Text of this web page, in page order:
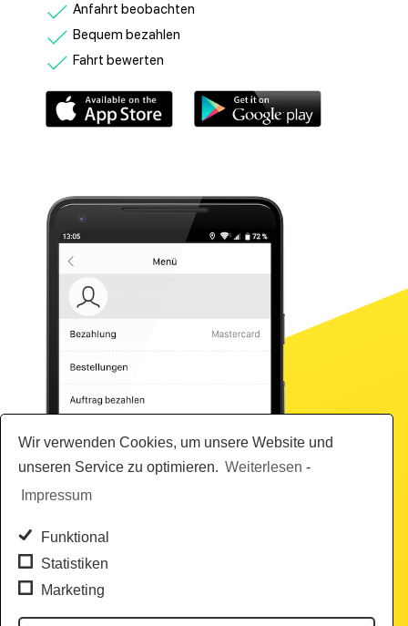
Wir verwenden Cookies, um unsere Website und
unseren Service zu optimieren. Weiterlesen -
Impressum
Funktional
Statistiken
Marketing
Anfahrt beobachten
Bequem bezahlen
Fahrt bewerten
City Drive GmbH
04442959089